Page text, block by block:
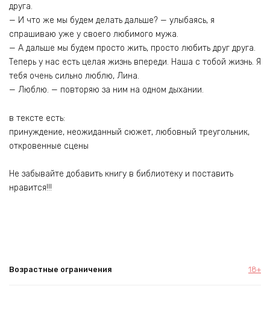
друга.
— И что же мы будем делать дальше? — улыбаясь, я
спрашиваю уже у своего любимого мужа.
— А дальше мы будем просто жить, просто любить друг друга.
Теперь у нас есть целая жизнь впереди. Наша с тобой жизнь. Я
тебя очень сильно люблю, Лина.
— Люблю. — повторяю за ним на одном дыхании.
в тексте есть:
принуждение, неожиданный сюжет, любовный треугольник,
откровенные сцены
Не забывайте добавить книгу в библиотеку и поставить
нравится!!!
Возрастные ограничения 18+